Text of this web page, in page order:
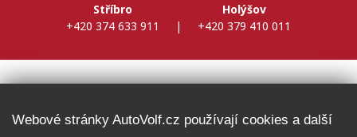
Stříbro
+420 374 633 911
|
Holýšov
+420 379 410 011
Webové stránky AutoVolf.cz používají cookies a další